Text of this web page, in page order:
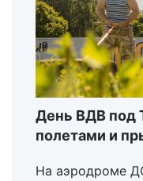
День ВДВ под
полетами и
На аэродроме